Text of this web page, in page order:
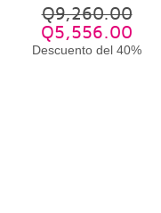
Q9,260.00
Q5,556.00
Descuento del 40%